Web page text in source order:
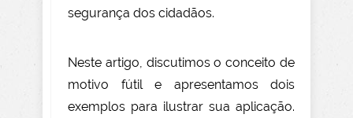
segurança dos cidadãos.
Neste artigo, discutimos o conceito de
motivo fútil e apresentamos dois
exemplos para ilustrar sua aplicação.